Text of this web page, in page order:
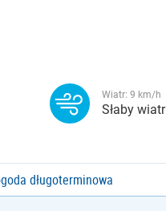
Wiatr: 9 km/h
Słaby wiatr
długoterminowa